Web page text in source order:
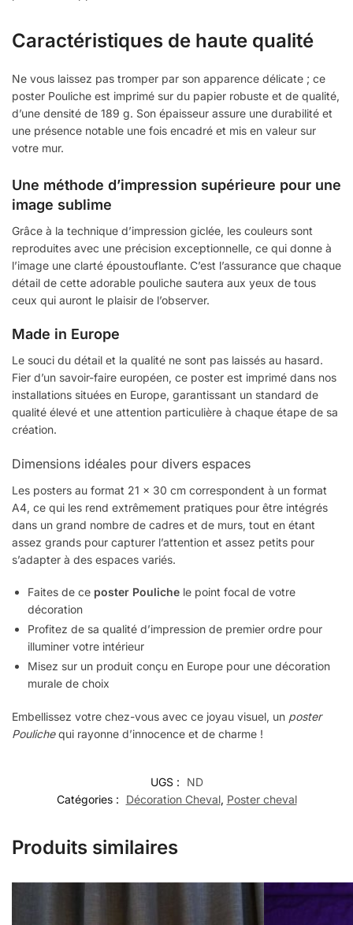
Caractéristiques de haute qualité
Ne vous laissez pas tromper par son apparence délicate ; ce
poster Pouliche est imprimé sur du papier robuste et de qualité,
d’une densité de 189 g. Son épaisseur assure une durabilité et
une présence notable une fois encadré et mis en valeur sur
votre mur.
Une méthode d’impression supérieure pour une
image sublime
Grâce à la technique d’impression giclée, les couleurs sont
reproduites avec une précision exceptionnelle, ce qui donne à
l’image une clarté époustouflante. C’est l’assurance que chaque
détail de cette adorable pouliche sautera aux yeux de tous
ceux qui auront le plaisir de l’observer.
Made in Europe
Le souci du détail et la qualité ne sont pas laissés au hasard.
Fier d’un savoir-faire européen, ce poster est imprimé dans nos
installations situées en Europe, garantissant un standard de
qualité élevé et une attention particulière à chaque étape de sa
création.
Dimensions idéales pour divers espaces
Les posters au format 21 × 30 cm correspondent à un format
A4, ce qui les rend extrêmement pratiques pour être intégrés
dans un grand nombre de cadres et de murs, tout en étant
assez grands pour capturer l’attention et assez petits pour
s’adapter à des espaces variés.
Faites de ce poster Pouliche le point focal de votre
décoration
Profitez de sa qualité d’impression de premier ordre pour
illuminer votre intérieur
Misez sur un produit conçu en Europe pour une décoration
murale de choix
Embellissez votre chez-vous avec ce joyau visuel, un poster
Poulichequi rayonne d’innocence et de charme !
UGS :
ND
Catégories :
Décoration Cheval, Poster cheval
Produits similaires